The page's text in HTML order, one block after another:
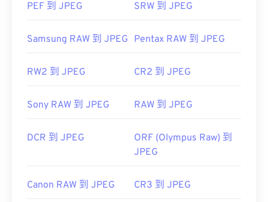
開發者： Chrome
聯合影像專家小組
實用連結：
https://www.lifewire.com/jpg-jpeg-file-4139913
PEF 到 JPEG SRW 到 JPEG
Samsung RAW 到 JPEG Pentax RAW 到 JPEG
RW2 到 JPEG CR2 到 JPEG
Sony RAW 到 JPEG RAW 到 JPEG
DCR 到 JPEG
ORF (Olympus Raw) 到
JPEG
Canon RAW 到 JPEG CR3 到 JPEG